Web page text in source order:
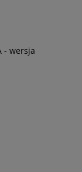
- wersja